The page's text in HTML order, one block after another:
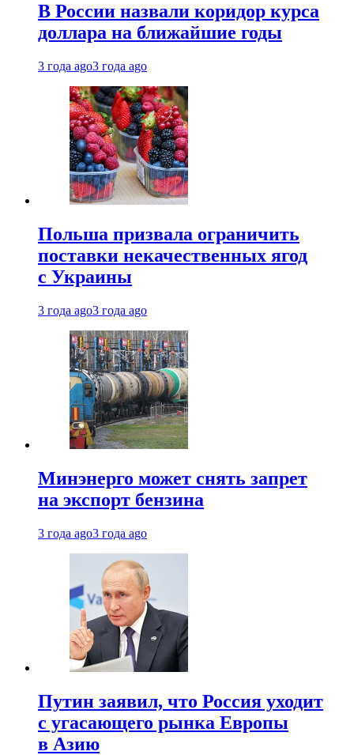
В России назвали коридор курса
доллара на ближайшие годы
3 года ago3 года ago
Польша призвала ограничить
поставки некачественных ягод
с Украины
3 года ago3 года ago
Минэнерго может снять запрет
на экспорт бензина
3 года ago3 года ago
Путин заявил, что Россия уходит
с угасающего рынка Европы
в Азию